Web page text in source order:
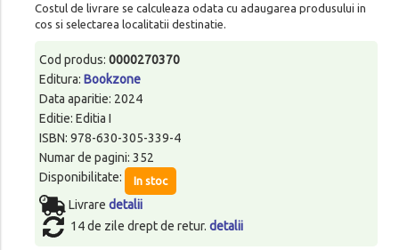
Costul de livrare se calculeaza odata cu adaugarea produsului in
cos si selectarea localitatii destinatie.
Cod produs: 0000270370
Editura: Bookzone
Data aparitie: 2024
Editie: Editia I
ISBN: 978-630-305-339-4
Numar de pagini: 352
Disponibilitate:
In stoc
Livrare detalii
14 de zile drept de retur. detalii